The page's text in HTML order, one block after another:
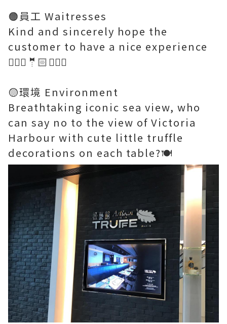
🟠員工 Waitresses
Kind and sincerely hope the
customer to have a nice experience
🤵🏻‍♂️🤵🏻🤵🏻‍♀️
🟡環境 Environment
Breathtaking iconic sea view, who
can say no to the view of Victoria
Harbour with cute little truffle
decorations on each table?🍽️